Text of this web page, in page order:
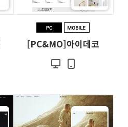
[PC&MO]아이데코